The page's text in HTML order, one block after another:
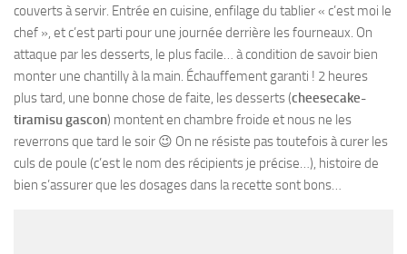
couverts à servir. Entrée en cuisine, enfilage du tablier « c’est moi le
chef », et c’est parti pour une journée derrière les fourneaux. On
attaque par les desserts, le plus facile… à condition de savoir bien
monter une chantilly à la main. Échauffement garanti ! 2 heures
plus tard, une bonne chose de faite, les desserts (cheesecake-
tiramisu gascon) montent en chambre froide et nous ne les
reverrons que tard le soir 😉 On ne résiste pas toutefois à curer les
culs de poule (c’est le nom des récipients je précise…), histoire de
bien s’assurer que les dosages dans la recette sont bons…